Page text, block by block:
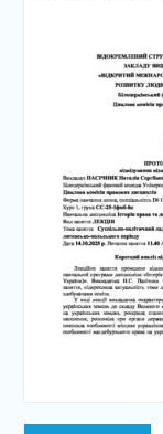
Навігація